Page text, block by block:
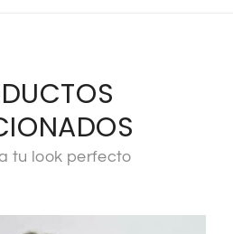
tu look perfecto